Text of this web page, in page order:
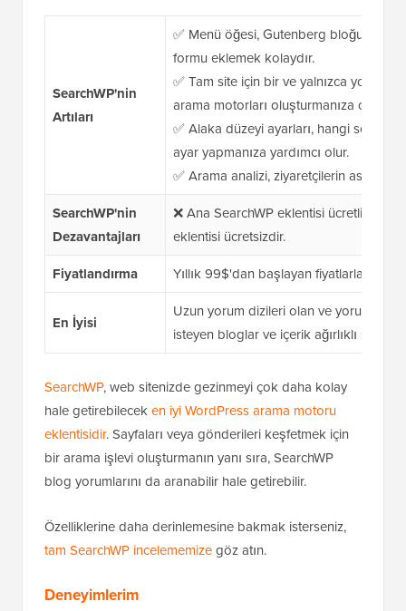
SearchWP'nin
Artıları
✅ Menü öğesi, Gutenberg bloğu veya
formu eklemek kolaydır.
✅ Tam site için bir ve yalnızca
arama motorları oluşturmanıza olanak
✅ Alaka düzeyi ayarları, hangi
ayar yapmanıza yardımcı olur.
✅ Arama analizi, ziyaretçilerin aslında
SearchWP'nin
Dezavantajları
❌ Ana SearchWP eklentisi ücretlidir,
eklentisi ücretsizdir.
Fiyatlandırma
Yıllık 99$'dan başlayan fiyatlarla
En İyisi
Uzun yorum dizileri olan ve yorum
isteyen bloglar ve içerik ağırlıklı siteler.
SearchWP, web sitenizde gezinmeyi çok daha kolay
hale getirebileceken iyi WordPress arama motoru
eklentisidir. Sayfaları veya gönderileri keşfetmek için
bir arama işlevi oluşturmanın yanı sıra, SearchWP
blog yorumlarını da aranabilir hale getirebilir.
Özelliklerine daha derinlemesine bakmak isterseniz,
tam SearchWP incelememizegöz atın.
Deneyimlerim